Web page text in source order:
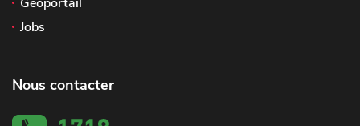
Jobs
Nous contacter